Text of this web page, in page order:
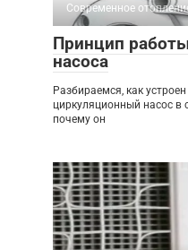
Современное
Принцип
насоса
Разбираемся, как
циркуляционный насос в
почему он